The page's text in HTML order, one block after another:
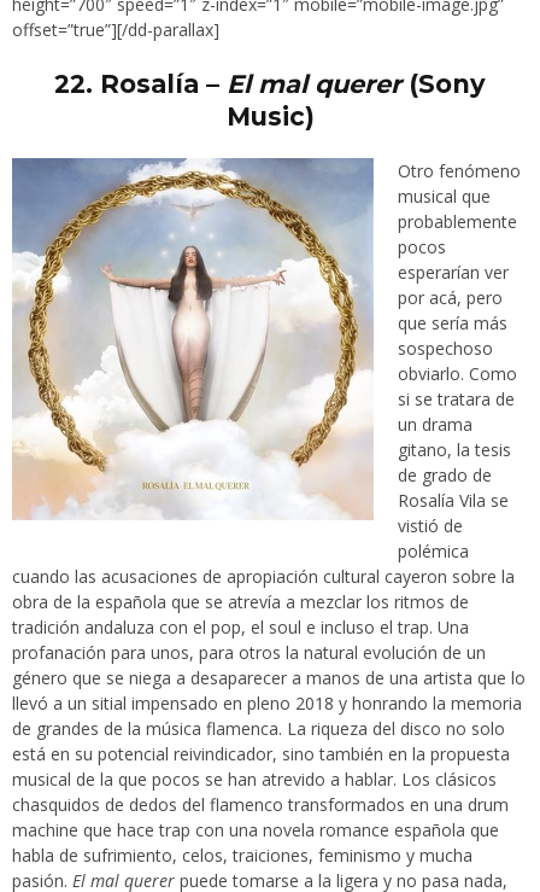
offset=”true”][/dd-parallax]
22. Rosalía – El mal querer (Sony
Music)
Otro fenómeno
musical que
probablemente
pocos
esperarían ver
por acá, pero
que sería más
sospechoso
obviarlo. Como
si se tratara de
un drama
gitano, la tesis
de grado de
Rosalía Vila se
vistió de
polémica
cuando las acusaciones de apropiación cultural cayeron sobre la
obra de la española que se atrevía a mezclar los ritmos de
tradición andaluza con el pop, el soul e incluso el trap. Una
profanación para unos, para otros la natural evolución de un
género que se niega a desaparecer a manos de una artista que lo
llevó a un sitial impensado en pleno 2018 y honrando la memoria
de grandes de la música flamenca. La riqueza del disco no solo
está en su potencial reivindicador, sino también en la propuesta
musical de la que pocos se han atrevido a hablar. Los clásicos
chasquidos de dedos del flamenco transformados en una drum
machine que hace trap con una novela romance española que
habla de sufrimiento, celos, traiciones, feminismo y mucha
pasión. El mal querer puede tomarse a la ligera y no pasa nada,